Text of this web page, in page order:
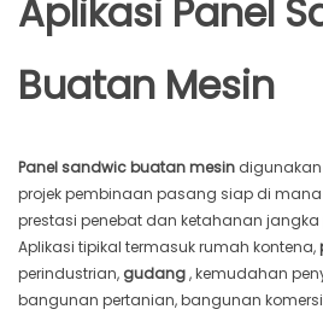
Aplikasi Panel
Buatan Mesin
Panel sandwic buatan mesin
projek pembinaan pasang siap di
prestasi penebat dan ketahanan
Aplikasi tipikal termasuk rumah kontena,
perindustrian, gudang, kemudahan
bangunan pertanian, bangunan